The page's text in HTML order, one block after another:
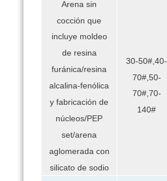
Arena sin
cocción que
incluye moldeo
de resina
furánica/resina
alcalina-fenólica
y fabricación de
núcleos/PEP
set/arena
aglomerada con
silicato de sodio
30-50#,40-
70#,50-
70#,70-
140#